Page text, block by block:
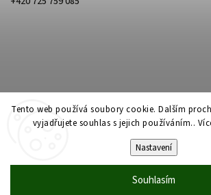
Tento web používá soubory cookie. Dalším
vyjadřujete souhlas s jejich používáním..
Nastavení
Souhlasím
Professor Onyx. Všechna